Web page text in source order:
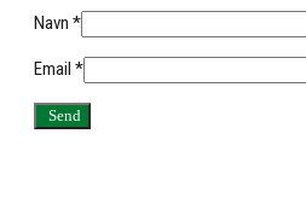
Navn *
Email *